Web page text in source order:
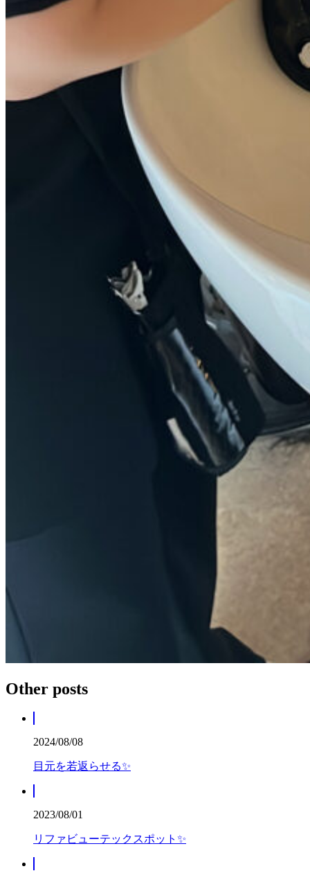
Other posts
2024/08/08
目元を若返らせる✨️
2023/08/01
リファビューテックスポット✨